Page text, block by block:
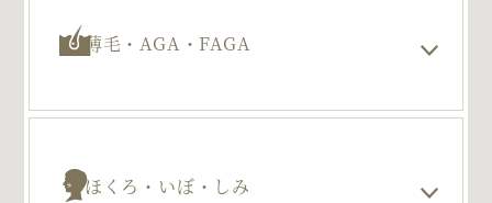
薄毛・AGA・FAGA
ほくろ・いぼ・しみ